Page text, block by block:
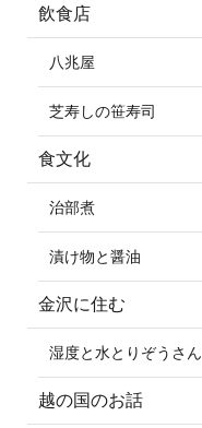
飲食店
八兆屋
芝寿しの笹寿司
食文化
治部煮
漬け物と醤油
金沢に住む
湿度と水とりぞうさん
越の国のお話